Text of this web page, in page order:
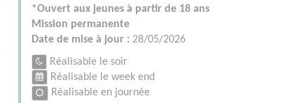
*Ouvert aux jeunes à partir de 18 ans
Mission permanente
Date de mise à jour : 28/05/2026
Réalisable le soir
Réalisable le week end
Réalisable en journée